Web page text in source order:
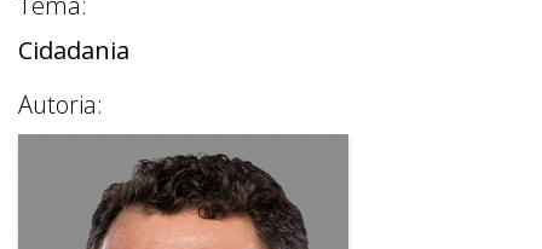
Cidadania
Autoria: